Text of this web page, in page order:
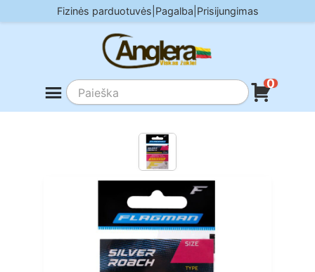
to
Fizinės parduotuvės Pagalba Prisijungimas
0